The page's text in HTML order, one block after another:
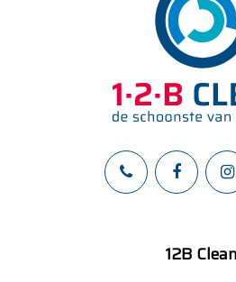
12B Clean